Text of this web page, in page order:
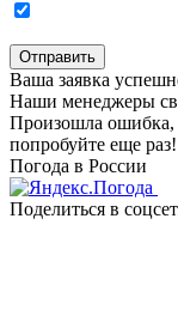
Отправить
Ваша заявка
Наши менеджеры
Произошла ошибка,
попробуйте еще раз!
Погода в России
Поделиться в